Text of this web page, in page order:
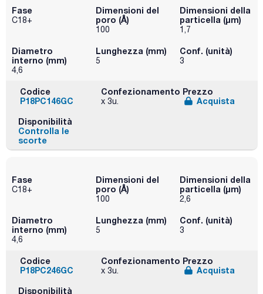
Fase
C18+
Dimensioni del
poro (Å)
100
Dimensioni della
particella (μm)
1,7
Diametro
interno (mm)
4,6
Lunghezza (mm)
5
Conf. (unità)
3
Codice
P18PC146GC
Confezionamento
x 3u.
Prezzo
Acquista
Disponibilità
Controlla le
scorte
Fase
C18+
Dimensioni del
poro (Å)
100
Dimensioni della
particella (μm)
2,6
Diametro
interno (mm)
4,6
Lunghezza (mm)
5
Conf. (unità)
3
Codice
P18PC246GC
Confezionamento
x 3u.
Prezzo
Acquista
Disponibilità